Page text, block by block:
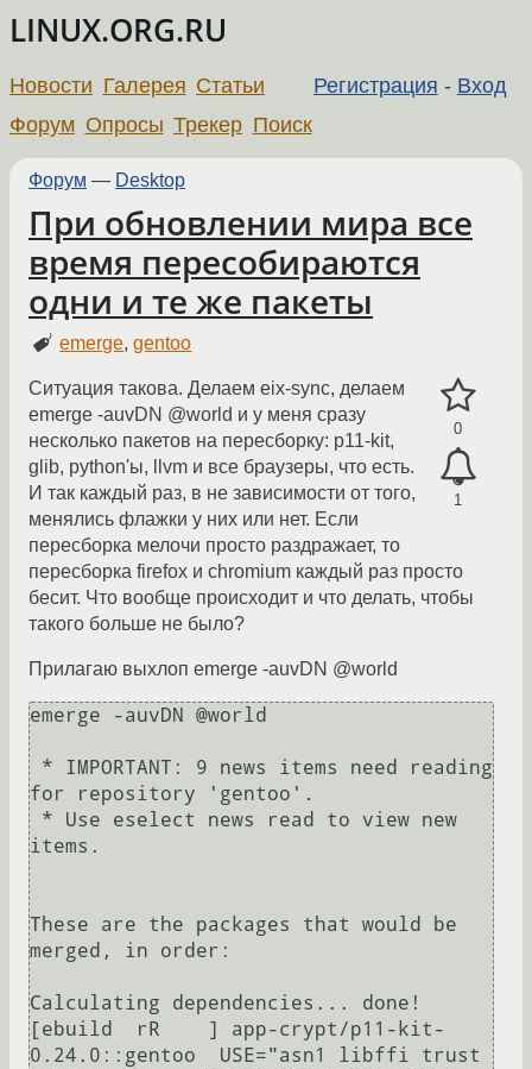
LINUX.ORG.RU
Регистрация - Вход
Новости Галерея Статьи
Форум Опросы Трекер Поиск
Форум — Desktop
При обновлении мира все
время пересобираются
одни и те же пакеты
emerge,gentoo
0
1
Ситуация такова. Делаем eix-sync, делаем
emerge -auvDN @world и у меня сразу
несколько пакетов на пересборку: p11-kit,
glib, python'ы, llvm и все браузеры, что есть.
И так каждый раз, в не зависимости от того,
менялись флажки у них или нет. Если
пересборка мелочи просто раздражает, то
пересборка firefox и chromium каждый раз просто
бесит. Что вообще происходит и что делать, чтобы
такого больше не было?
Прилагаю выхлоп emerge -auvDN @world
emerge -auvDN @world
for repository 'gentoo'.
items.
These are the packages that would be
merged, in order:
Calculating dependencies... done!
[ebuild  rR    ] app-crypt/p11-kit-
0.24.0::gentoo  USE="asn1 libffi trust